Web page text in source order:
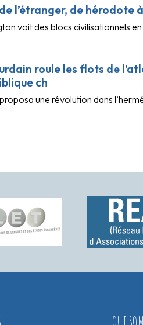
l’étranger, de hérodote
voit des blocs civilisationnels
roule les flots de
ch
une révolution dans